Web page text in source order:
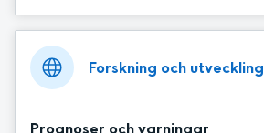
Forskning och utveckling